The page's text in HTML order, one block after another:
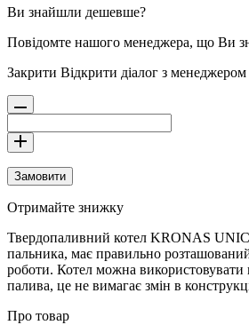
Ви знайшли дешевше?
Повідомте нашого менеджера, що Ви
Закрити Відкрити діалог з менеджером
Замовити
Отримайте знижку
Твердопаливний котел KRONAS
пальника, має правильно
роботи. Котел можна використовувати
палива, це не вимагає змін в
Про товар